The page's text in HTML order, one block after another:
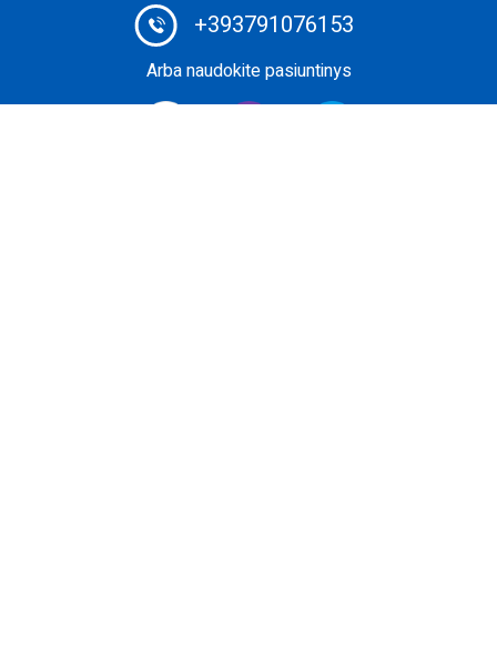
+393791076153
Arba naudokite pasiuntinys